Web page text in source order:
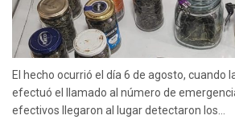
El hecho ocurrió el día 6 de agosto, cuando
efectuó el llamado al número de
efectivos llegaron al lugar detectaron los...